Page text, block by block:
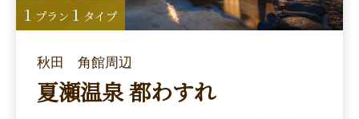
秋田 角館周辺
夏瀬温泉 都わすれ
1 プラン 1 タイプ